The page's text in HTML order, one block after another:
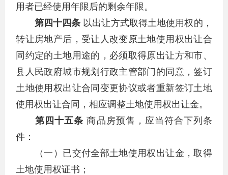
用者已经使用年限后的剩余年限。
第四十四条 以出让方式取得土地使用权的，
转让房地产后，受让人改变原土地使用权出让合
同约定的土地用途的，必须取得原出让方和市、
县人民政府城市规划行政主管部门的同意，签订
土地使用权出让合同变更协议或者重新签订土地
使用权出让合同，相应调整土地使用权出让金。
第四十五条 商品房预售，应当符合下列条
件：
（一）已交付全部土地使用权出让金，取得
土地使用权证书；